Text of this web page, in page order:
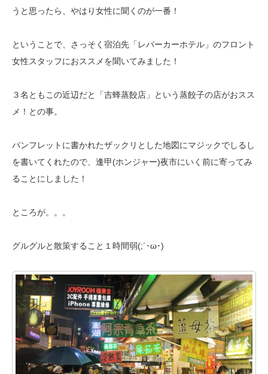
うと思ったら、 やはり女性に聞くのが一番！
ということで、さっそく宿泊先「レパーカーホテル」のフロント
女性スタッフにおススメを聞いてみました！
３名ともこの近辺だと「吉蜂蒸餃店」という蒸餃子の店がおスス
メ！との事。
パンフレットに書かれたザックリとした地図にマジックでしるし
を書いてくれたので、逢甲(ホンジャー)夜市にいく前に寄ってみ
ることにしました！
ところが。。。
グルグルと散策すること１時間弱(;´･ω･)